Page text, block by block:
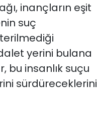
inançların eşit
suç
yerini bulana
bu insanlık suçu
sürdüreceklerini